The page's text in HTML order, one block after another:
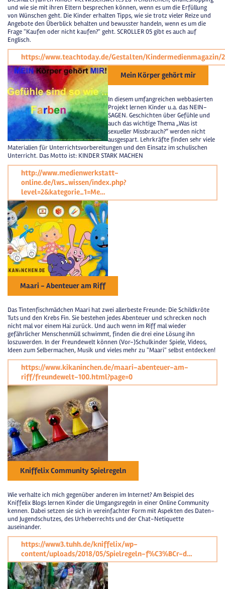
und wie sie mit ihren Eltern besprechen können, wenn es um die Erfüllung
von Wünschen geht. Die Kinder erhalten Tipps, wie sie trotz vieler Reize und
Angebote den Überblick behalten und bewusster handeln, wenn es um die
Frage "Kaufen oder nicht kaufen?" geht. SCROLLER 05 gibt es auch auf
Englisch.
https://www.teachtoday.de/Gestalten/Kindermedienmagazin/
Mein Körper gehört mir
In diesem umfangreichen webbasierten
Projekt lernen Kinder u.a. das NEIN-
SAGEN. Geschichten über Gefühle und
auch das wichtige Thema „Was ist
sexueller Missbrauch?“ werden nicht
ausgespart. Lehrkräfte finden sehr viele
Materialien für Unterrichtsvorbereitungen und den Einsatz im schulischen
Unterricht. Das Motto ist: KINDER STARK MACHEN
http://www.medienwerkstatt-
online.de/lws_wissen/index.php?
level=2&kategorie_1=Me…
Maari - Abenteuer am Riff
Das Tintenfischmädchen Maari hat zwei allerbeste Freunde: Die Schildkröte
Tuts und den Krebs Fin. Sie bestehen jedes Abenteuer und schrecken noch
nicht mal vor einem Hai zurück. Und auch wenn im Riff mal wieder
gefährlicher Menschenmüll schwimmt, finden die drei eine Lösung ihn
loszuwerden. In der Freundewelt können (Vor-)Schulkinder Spiele, Videos,
Ideen zum Selbermachen, Musik und vieles mehr zu "Maari" selbst entdecken!
https://www.kikaninchen.de/maari-abenteuer-am-
riff/freundewelt-100.html?page=0
Kniffelix Community Spielregeln
Wie verhalte ich mich gegenüber anderen im Internet? Am Beispiel des
Kniffelix Blogs lernen Kinder die Umgangsregeln in einer Online Community
kennen. Dabei setzen sie sich in vereinfachter Form mit Aspekten des Daten-
und Jugendschutzes, des Urheberrechts und der Chat-Netiquette
auseinander.
https://www3.tuhh.de/kniffelix/wp-
content/uploads/2018/05/Spielregeln-f%C3%BCr-d…